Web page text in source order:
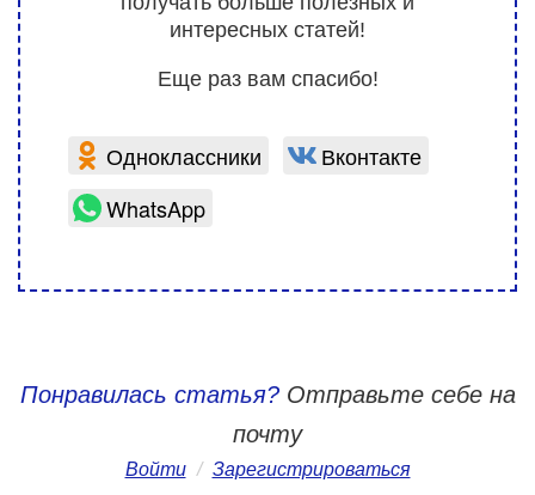
интересных статей!
Еще раз вам спасибо!
Одноклассники
Вконтакте
WhatsApp
Понравилась статья?Отправьте себе на
почту
Войти / Зарегистрироваться